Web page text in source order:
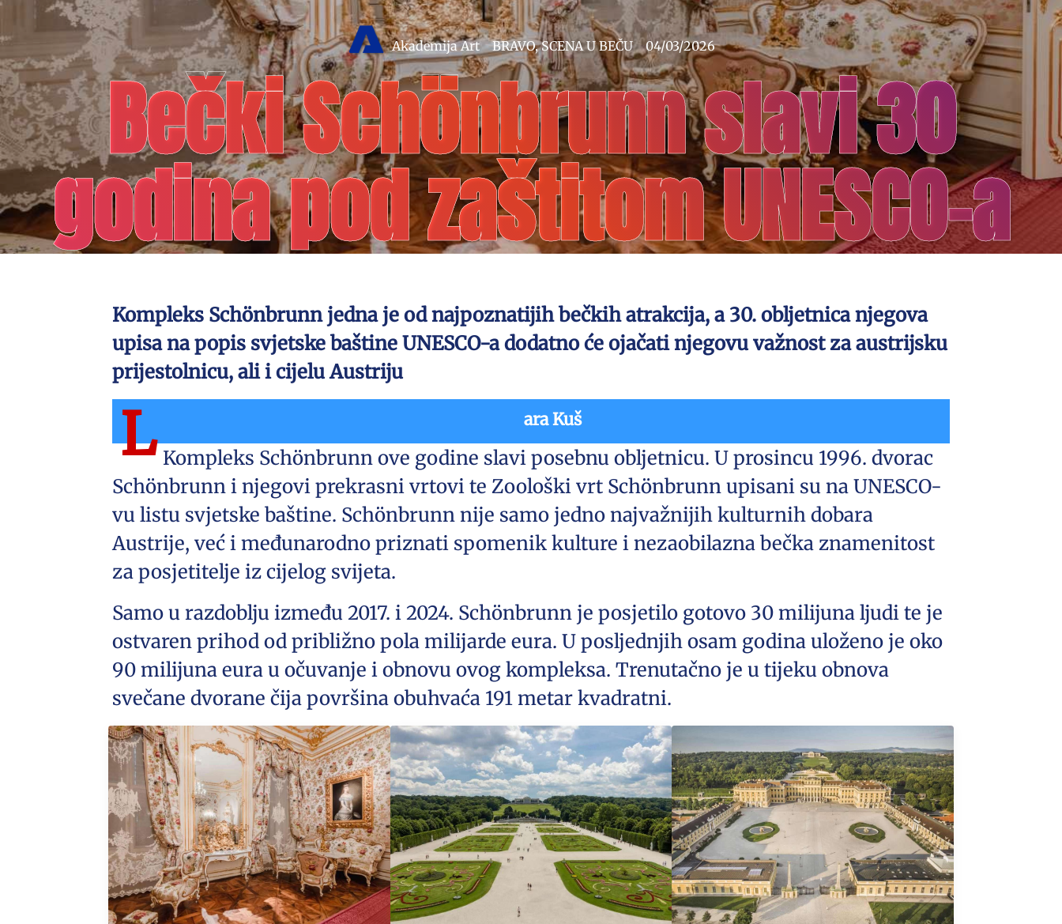
Akademija Art BRAVO,SCENA U BEČU 04/03/2026
Bečki Schönbrunn slavi 30
godina pod zaštitom UNESCO-a
Kompleks Schönbrunn jedna je od najpoznatijih bečkih atrakcija, a 30. obljetnica njegova
upisa na popis svjetske baštine UNESCO-a dodatno će ojačati njegovu važnost za austrijsku
prijestolnicu, ali i cijelu Austriju
L ara Kuš
Kompleks Schönbrunn ove godine slavi posebnu obljetnicu. U prosincu 1996. dvorac
Schönbrunn i njegovi prekrasni vrtovi te Zoološki vrt Schönbrunn upisani su na UNESCO-
vu listu svjetske baštine. Schönbrunn nije samo jedno najvažnijih kulturnih dobara
Austrije, već i međunarodno priznati spomenik kulture i nezaobilazna bečka znamenitost
za posjetitelje iz cijelog svijeta.
Samo u razdoblju između 2017. i 2024. Schönbrunn je posjetilo gotovo 30 milijuna ljudi te je
ostvaren prihod od približno pola milijarde eura. U posljednjih osam godina uloženo je oko
90 milijuna eura u očuvanje i obnovu ovog kompleksa. Trenutačno je u tijeku obnova
svečane dvorane čija površina obuhvaća 191 metar kvadratni.